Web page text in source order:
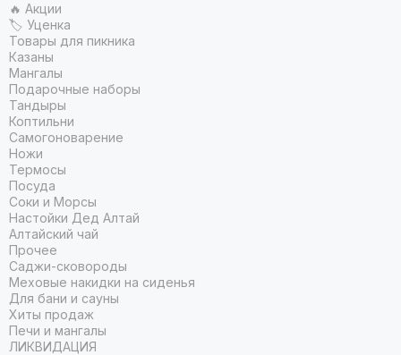
🔥 Акции
🏷 Уценка
Товары для пикника
Казаны
Мангалы
Подарочные наборы
Тандыры
Коптильни
Самогоноварение
Ножи
Термосы
Посуда
Соки и Морсы
Настойки Дед Алтай
Алтайский чай
Прочее
Саджи-сковороды
Меховые накидки на сиденья
Для бани и сауны
Хиты продаж
Печи и мангалы
ЛИКВИДАЦИЯ